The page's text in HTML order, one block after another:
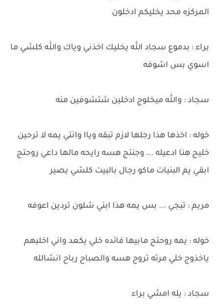
المركزه محد يخليكم ادخلون
براء : بدموع سجاد الله يخليك اخذني وياك والله كلشي ما
اسوي بس اشوفه
سجاد : والله ميخلوج ادخلين شتشوفين منه
خوله : اخذها هذا رجلها لازم تبقه وياا وانتي يمه لا ترحين
خليج هنا ادعيله ... وجنتج هسه رايحه مالها داعي روحتج
ابقي يم البنيات ماكو رجال بالبيت كلشي يصير
مريم : تبجي ... بس يمه هذا ابني شلون تردين اعوفه
خوله : يمه روحتج مابيها فائده خلي يكعد واني اخليهم
ياخذوج خلي مرته تروح هسه والصباح رباح انشالله
سجاد : يله امشي براء